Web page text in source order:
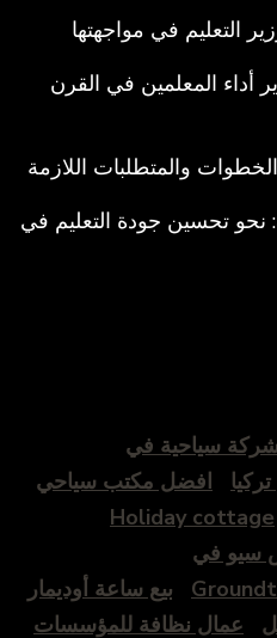
التعليم في مواجهتها
المعلمين في القرن
والمتطلبات اللازمة
تحسين جودة التعليم في
سياحية في
افضل مكتب سياحي
Holiday
في
بيع ساعة أوديمار
عمال نظافة للمؤسسات